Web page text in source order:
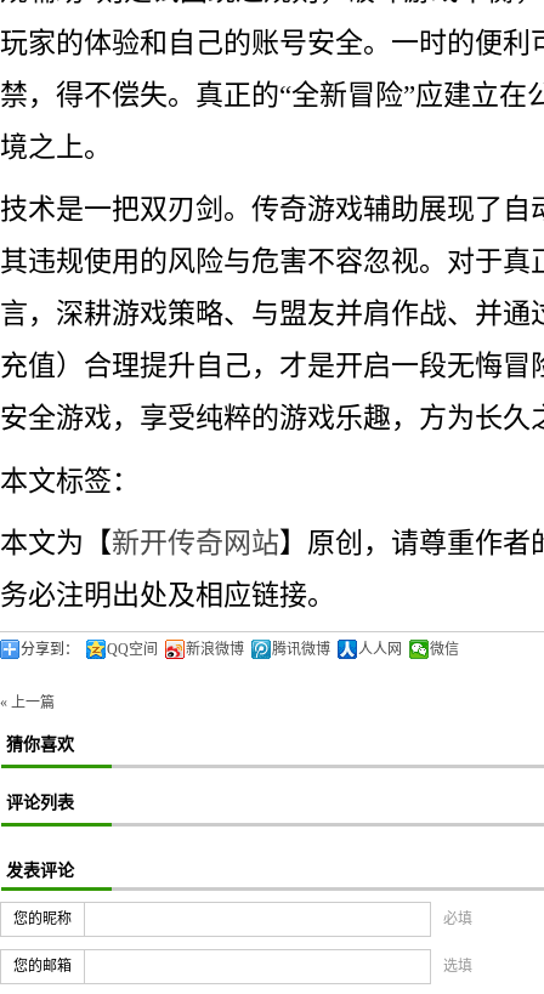
玩家的体验和自己的账号安全。一时的便利
禁，得不偿失。真正的“全新冒险”应建立在
境之上。
技术是一把双刃剑。传奇游戏辅助展现了自
其违规使用的风险与危害不容忽视。对于真
言，深耕游戏策略、与盟友并肩作战、并通
充值）合理提升自己，才是开启一段无悔冒
安全游戏，享受纯粹的游戏乐趣，方为长久
本文标签：
本文为【新开传奇网站】原创，请尊重作者
务必注明出处及相应链接。
分享到： QQ空间 新浪微博 腾讯微博 人人网 微信
« 上一篇
猜你喜欢
评论列表
发表评论
您的昵称 必填
您的邮箱 选填